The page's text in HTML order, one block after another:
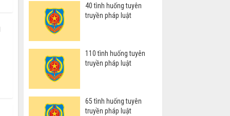
40 tình huống tuyên
truyền pháp luật
110 tình huống tuyên
truyền pháp luật
65 tình huống tuyên
truyền pháp luật